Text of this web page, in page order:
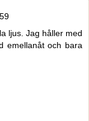
ljus. Jag håller med
emellanåt och bara